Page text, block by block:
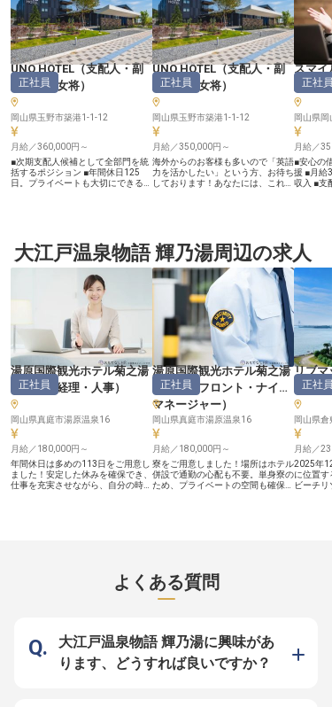
UNO HOTEL（支配人・副
支配人・女将）
正社員
岡山県玉野市築港1-1-12
月給／360,000円～
■次期支配人候補として全部門を統
括するポジション ■年間休日125
日。プライベートも大切にできる環
一緒に】 UNO HOTELは、瀬戸内海
へのアクセス拠点として知られる宇
野港に位置するホテルです。国内外
からのゲストをお迎えする当施設で
は、心のこもったサービスと上質な
滞在体験の提供を大切にしていま
す。英語対応も含めたグローバルな
接客環境の中で、あなたのホスピタ
リティマインドを存分に発揮してい
ただけます。 ーー【あなたの経験
とビジョンで、ホテル全体を動かし
ていく】 各部門の統括から売上管
理・レベニューマネジメント、商品
企画・広報活動まで、ホテル運営の
すべてに関わることができるのがこ
のポジションの魅力です。支配人と
しての経験がなくても、マネージャ
ー職以上のご経験があれば歓迎しま
す。定期健康診断や退職金制度など
福利厚生も充実しており、長期的に
安心して活躍できる環境が整ってい
ます。 ※2026年6月23日時点の情報
です
UNO HOTEL（支配人・副
支配人・女将）
正社員
岡山県玉野市築港1-1-12
月給／350,000円～
海外からのお客様も多いので「英語
力を活かしたい」という方、お待ち
しております！あなたには、これま
す。新生活をお考えの方に安心の単
身寮を完備。当ホテルではセパレー
トルームを採用しており、長期滞在
中も快適に過ごせるプライベート空
間を提供しています。※この求人は
2023年2月9日時点の情報です
スマイ
人・
正社員
岡山県
月給／
■安心の
援 ■月給
収入 ■支
般をお
施設の管
ーズに応
行会社へ
割です。
を追求し
るおもて
最大限
なたの
い思い出
【未来
アパス】
を全力で
として
経営視点
目指せる
はもちろ
取得奨励
生であな
ト。 月8
有給休暇
れており
大切にし
職場です
大江戸温泉物語 輝乃湯周辺の求人
湯原国際観光ホテル菊之湯
（総務・経理・人事）
正社員
岡山県真庭市湯原温泉16
月給／180,000円～
年間休日は多めの113日をご用意し
ました！安定した休みを確保でき、
仕事を充実させながら、自分の時間
使用した会席料理でおもてなしをし
ています。※この求人は2022年1月
湯原国際観光ホテル菊之湯
（ナイトフロント・ナイト
マネージャー）
正社員
岡山県真庭市湯原温泉16
月給／180,000円～
寮をご用意しました！場所はホテル
併設で通勤の心配も不要。単身寮の
ため、プライベートの空間も確保さ
広いニーズに対応したホテルです。
※この求人は2022年1月14日時点の
情報です
リブマ
チリゾ
正社員
岡山県倉
月給／
2025年
に位置す
ビーチ
不動産仲
よくある質問
大江戸温泉物語 輝乃湯に興味があ
ります、どうすれば良いですか？